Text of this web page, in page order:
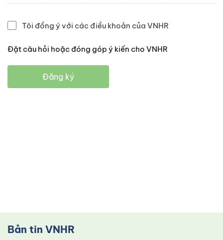
Tôi đồng ý với các điều khoản của VNHR
Đặt câu hỏi hoặc đóng góp ý kiến cho VNHR
Đăng ký
Bản tin VNHR